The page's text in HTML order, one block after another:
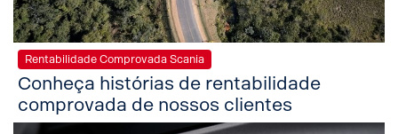
Rentabilidade Comprovada Scania
Conheça histórias de rentabilidade
comprovada de nossos clientes